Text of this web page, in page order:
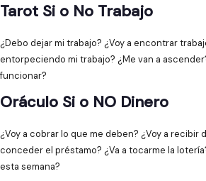
Tarot Si o No Trabajo
¿Debo dejar mi trabajo? ¿Voy a encontrar
entorpeciendo mi trabajo? ¿Me van a
funcionar?
Oráculo Si o NO Dinero
¿Voy a cobrar lo que me deben? ¿Voy a recibir
conceder el préstamo? ¿Va a tocarme la
esta semana?